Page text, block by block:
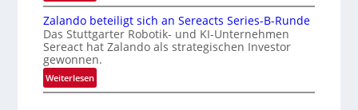
e
r
k
a
t
i
e
I
n
t
e
r
n
a
Zalando beteiligt sich an Sereacts Series-B-Runde
Das Stuttgarter Robotik- und KI-Unternehmen
Sereact hat Zalando als strategischen Investor
gewonnen.
Weiterlesen:
Z